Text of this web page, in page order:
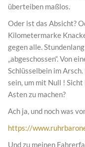
überteiben maßlos.
Oder ist das Absicht?
Kilometermarke
gegen alle.
„abgeschossen“. Von
Schlüsselbein im
sein, um mit Null !
Asten zu machen?
Ach ja, und noch was
https://
Und zu meinen